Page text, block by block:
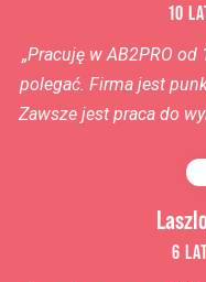
10
„Pracuję w AB2PRO od
polegać. Firma jest
Zawsze jest praca do
6